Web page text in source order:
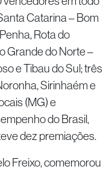
Catarina – Bom
Rota do
Grande do Norte –
e Tibau do Sul; três
Sirinhaém e
(MG) e
do Brasil,
dez premiações.
Freixo, comemorou